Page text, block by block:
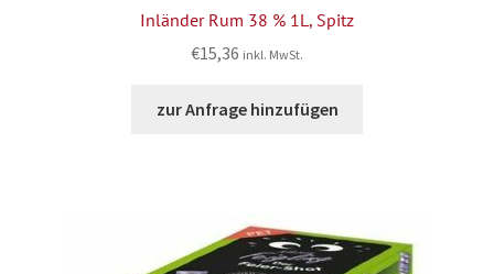
Inländer Rum 38 % 1L, Spitz
€15,36 inkl. MwSt.
zur Anfrage hinzufügen